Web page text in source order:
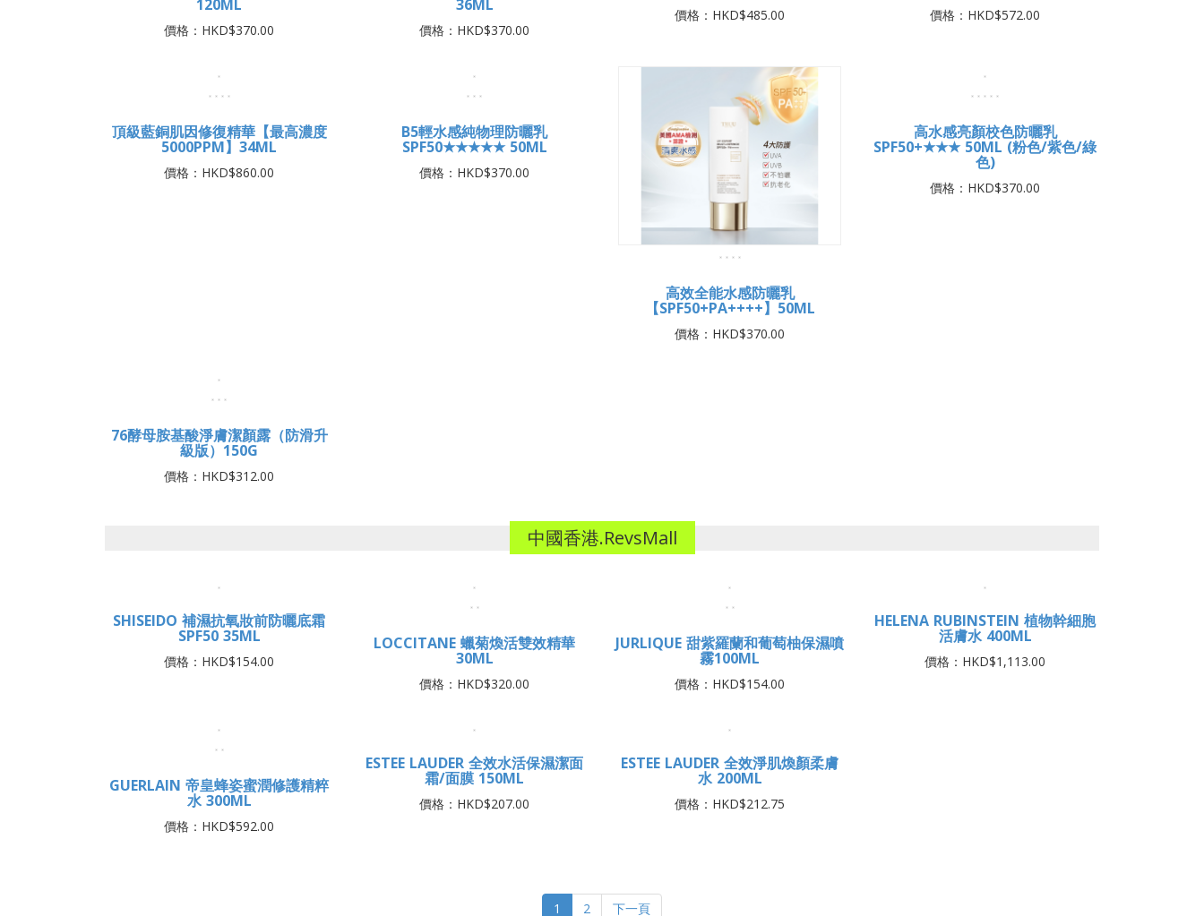
99控油保濕平衡乳 50G
價格：HKD$370.00
黃金修護白泡泡面膜 120ML
價格：HKD$370.00
高能美白精華 30G 修護安撫舒緩精華 34ML
2%水楊酸毛孔緊緻泡泡面膜
120ML
價格：HKD$370.00
極奢蜂王乳潤色美肌霜SPF50★★★
36ML
價格：HKD$370.00
黃金胜肽賦活精華 45ML
價格：HKD$485.00
藍銅玻尿酸保濕修復精華 45ML
價格：HKD$572.00
76酵母胺基酸淨膚潔顏露（防滑升
價格：HKD$312.00
中國香港.RevsMall
SHISEIDO 補濕抗氧妝前防曬底霜
SPF50 35ML
價格：HKD$154.00
LOCCITANE 蠟菊煥活雙效精華 JURLIQUE 甜紫羅蘭和葡萄柚保濕噴